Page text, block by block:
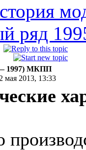
ряд
— 1997) MКПП
мая 2013, 13:33